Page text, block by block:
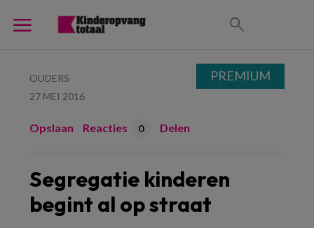
OUDERS
27 MEI 2016
Opslaan Reacties 0 Delen
Segregatie kinderen
begint al op straat
PREMIUM